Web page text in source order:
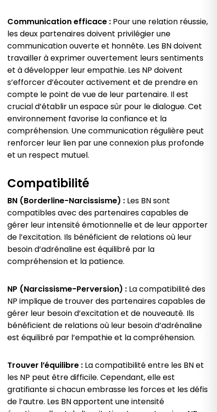
Communication efficace : Pour une relation réussie,
les deux partenaires doivent privilégier une
communication ouverte et honnête. Les BN doivent
travailler à exprimer ouvertement leurs sentiments
et à développer leur empathie. Les NP doivent
s’efforcer d’écouter activement et de prendre en
compte le point de vue de leur partenaire. Il est
crucial d’établir un espace sûr pour le dialogue. Cet
environnement favorise la confiance et la
compréhension. Une communication régulière peut
renforcer leur lien par une connexion plus profonde
et un respect mutuel.
Compatibilité
BN (Borderline-Narcissisme) : Les BN sont
compatibles avec des partenaires capables de
gérer leur intensité émotionnelle et de leur apporter
de l’excitation. Ils bénéficient de relations où leur
besoin d’adrénaline est équilibré par la
compréhension et la patience.
NP (Narcissisme-Perversion) : La compatibilité des
NP implique de trouver des partenaires capables de
gérer leur besoin d’excitation et de nouveauté. Ils
bénéficient de relations où leur besoin d’adrénaline
est équilibré par l’empathie et la compréhension.
Trouver l’équilibre : La compatibilité entre les BN et
les NP peut être difficile. Cependant, elle est
gratifiante si chacun embrasse les forces et les défis
de l’autre. Les BN apportent une intensité